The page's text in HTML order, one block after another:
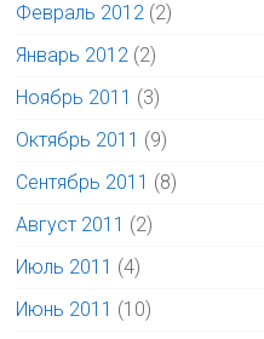
Февраль 2012 (2)
Январь 2012 (2)
Ноябрь 2011 (3)
Октябрь 2011 (9)
Сентябрь 2011 (8)
Август 2011 (2)
Июль 2011 (4)
Июнь 2011 (10)